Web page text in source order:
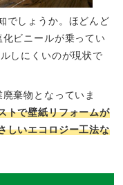
でしょうか。ほどんど
ビニールが乗ってい
しにくいのが現状で
棄物となっていま
トで壁紙リフォームが
しいエコロジー工法な